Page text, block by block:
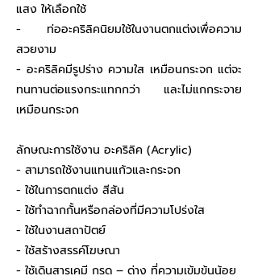
แสง ให้เลือกใช้
- ท่ออะคริลิคนิยมใช้ในงานตกแต่งเพื่อความ
สวยงาม
- อะคริลิคมีรูปร่าง ความใส เหมือนกระจก แต่จะ
ทนทานต่อแรงกระแทกกว่า และไม่แกกระจาย
เหมือนกระจก
ลักษณะการใช้งาน อะคริลิค (Acrylic)
- สามารถใช้งานแทนแก้วและกระจก
- ใช้ในการตกแต่ง สีสัน
- ใช้ทำฉากกั้นหรือกล่องที่มีความโปร่งใส
- ใช้ในงานสถาปัตย์
- ใช้สร้างสรรค์โฆษณา
- ใช้เดินสารเคมี กรด – ด่าง ที่ความเข้มข้นน้อย